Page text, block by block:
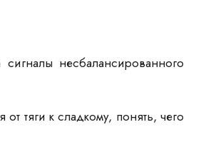
несбалансированного
тяги к сладкому, понять, чего